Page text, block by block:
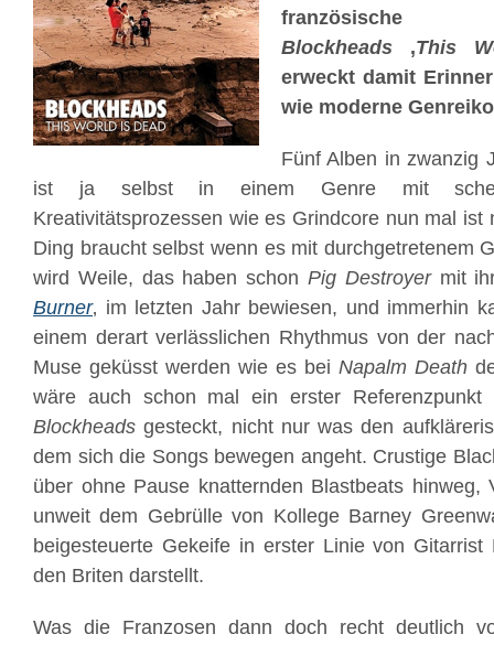
französische
Blockheads ‚This
erweckt damit
wie moderne
Fünf Alben in zwanzig
ist ja selbst in einem Genre mit
Kreativitätsprozessen wie es Grindcore nun mal ist
Ding braucht selbst wenn es mit durchgetretenem
wird Weile, das haben schon Pig Destroyermit
Burner‚ im letzten Jahr bewiesen, und immerhin
einem derart verlässlichen Rhythmus von der
Muse geküsst werden wie es bei Napalm Death
wäre auch schon mal ein erster
Blockheads gesteckt, nicht nur was den
dem sich die Songs bewegen angeht. Crustige
über ohne Pause knatternden Blastbeats hinweg,
unweit dem Gebrülle von Kollege Barney
beigesteuerte Gekeife in erster Linie von
den Briten darstellt.
Was die Franzosen dann doch recht deutlich